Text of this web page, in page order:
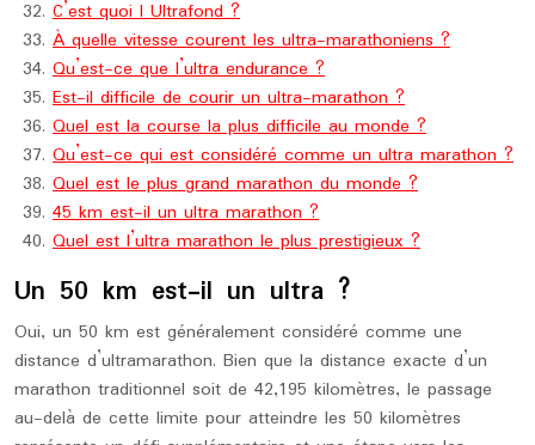
C’est quoi l Ultrafond ?
À quelle vitesse courent les ultra-marathoniens ?
Qu’est-ce que l’ultra endurance ?
Est-il difficile de courir un ultra-marathon ?
Quel est la course la plus difficile au monde ?
Qu’est-ce qui est considéré comme un ultra marathon ?
Quel est le plus grand marathon du monde ?
45 km est-il un ultra marathon ?
Quel est l’ultra marathon le plus prestigieux ?
Un 50 km est-il un ultra ?
Oui, un 50 km est généralement considéré comme une
distance d’ultramarathon. Bien que la distance exacte d’un
marathon traditionnel soit de 42,195 kilomètres, le passage
au-delà de cette limite pour atteindre les 50 kilomètres